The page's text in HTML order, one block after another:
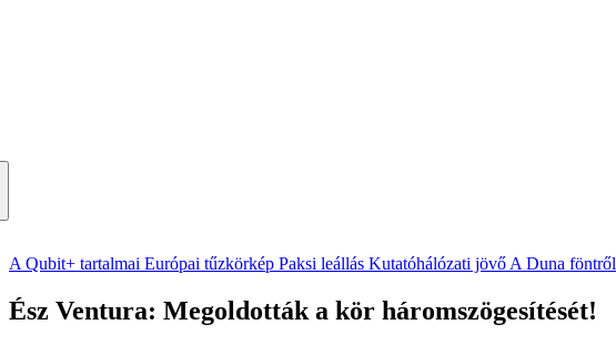
A Qubit+ tartalmai Európai tűzkörkép Paksi leállás Kutatóhálózati jövő A Duna föntről
Ész Ventura: Megoldották a kör háromszögesítését!